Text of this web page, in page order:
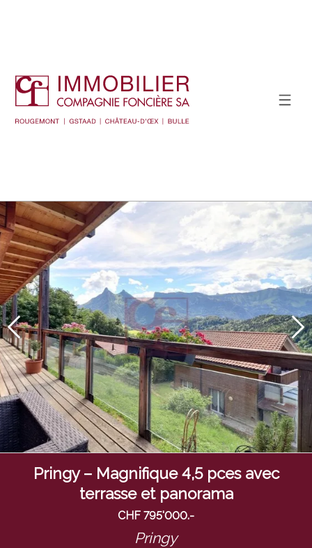
Pringy – Magnifique 4,5 pces avec
terrasse et panorama
CHF 795'000.-
Pringy